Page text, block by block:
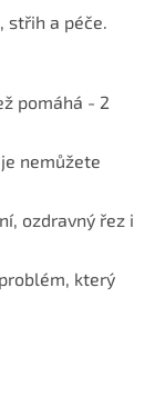
střih a péče.
pomáhá - 2
nemůžete
ozdravný řez i
který